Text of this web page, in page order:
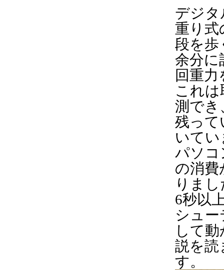
デジタ
重り式
段を歩
余分に
回重
これ
測でき
残って
いて
パソコ
の消費
りま
6秒以
シュ
して
説を読
す。